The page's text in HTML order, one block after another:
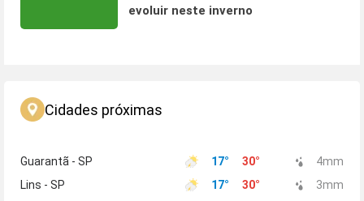
evoluir neste inverno
Cidades próximas
Guarantã - SP 17° 30° 4mm
Lins - SP
17° 30° 3mm